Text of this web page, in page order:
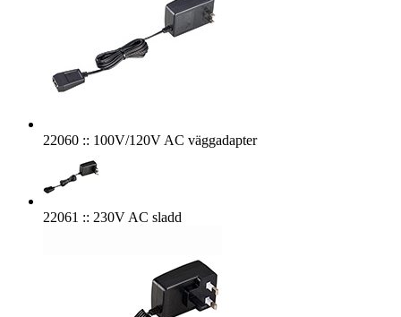
22060 :: 100V/120V AC väggadapter
22061 :: 230V AC sladd